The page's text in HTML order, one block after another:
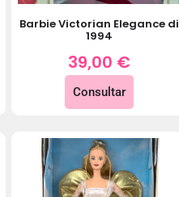
Barbie Victorian Elegance di
1994
39,00 €
Consultar